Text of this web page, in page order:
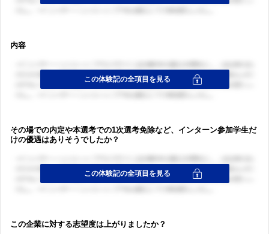
内容
その場での内定や本選考での1次選考免除など、インターン参加学生だ
けの優遇はありそうでしたか？
この企業に対する志望度は上がりましたか？